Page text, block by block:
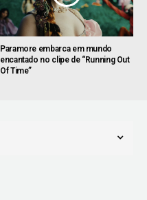
Paramore embarca em mundo
encantado no clipe de “Running Out
Of Time”